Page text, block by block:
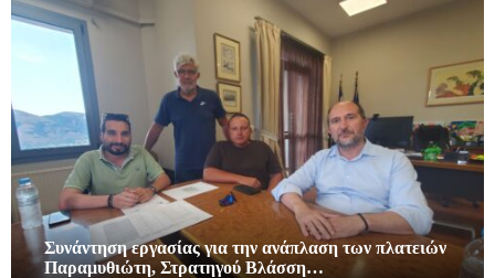
Συνάντηση εργασίας για την ανάπλαση των πλατειών
Παραμυθιώτη, Στρατηγού Βλάσση…